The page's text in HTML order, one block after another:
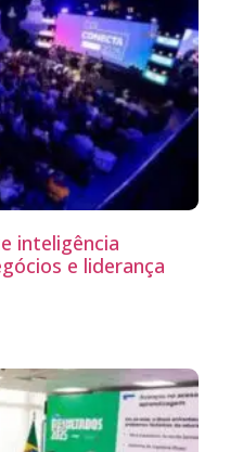
inteligência
e liderança